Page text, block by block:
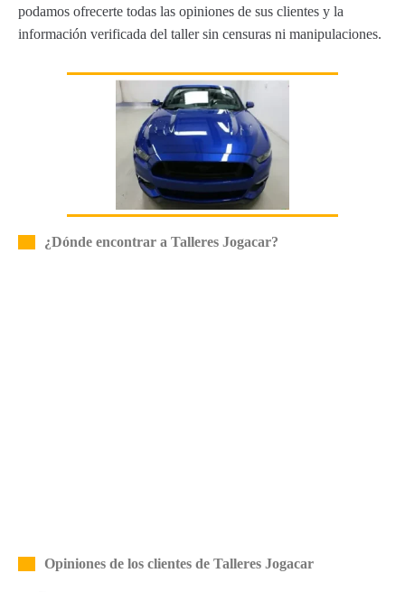
podamos ofrecerte todas las opiniones de sus clientes y la
información verificada del taller sin censuras ni manipulaciones.
¿Dónde encontrar a Talleres Jogacar?
Opiniones de los clientes de Talleres Jogacar